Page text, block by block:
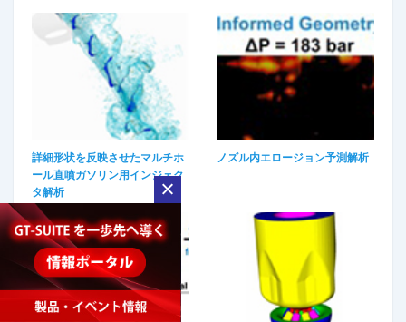
詳細形状を反映させたマルチホ
ール直噴ガソリン用インジェク
タ解析
ノズル内エロージョン予測解析